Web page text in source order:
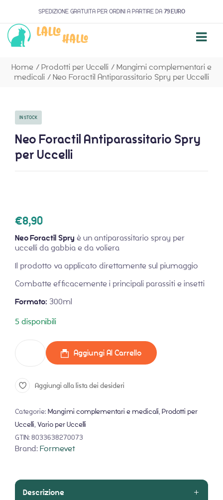
SPEDIZIONE GRATUITA PER ORDINI A PARTIRE DA 79 EURO
Home / Prodotti per Uccelli / Mangimi complementari e
medicali / Neo Foractil Antiparassitario Spry per Uccelli
IN STOCK
Neo Foractil Antiparassitario Spry
per Uccelli
€8,90
Neo ForactilSpry è un antiparassitario spray per
uccelli da gabbia e da voliera
Il prodotto va applicato direttamente sul piumaggio
Combatte efficacemente i principali parassiti e insetti
Formato: 300ml
5 disponibili
Aggiungi Al Carrello
Aggiungi alla lista dei desideri
Categorie: Mangimi complementari e medicali, Prodotti per
Uccelli, Vario per Uccelli
GTIN: 8033638270073
Brand:Formevet
Descrizione